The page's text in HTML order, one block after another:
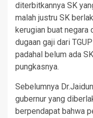
diterbitkannya SK
malah justru SK
kerugian buat negara
dugaan gaji dari
padahal belum ada
pungkasnya.
Sebelumnya
gubernur yang
berpendapat bahwa